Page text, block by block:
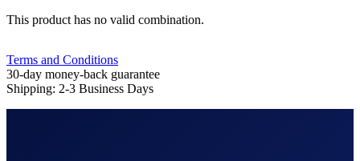
This product has no valid combination.
Terms and Conditions
30-day money-back guarantee
Shipping: 2-3 Business Days